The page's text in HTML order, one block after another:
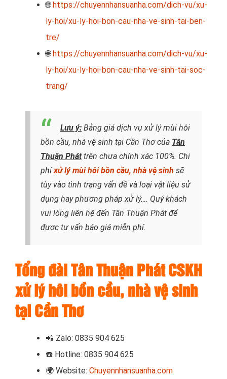
🌐https://chuyennhansuanha.com/dich-vu/xu-
ly-hoi/xu-ly-hoi-bon-cau-nha-ve-sinh-tai-ben-
tre/
🌐https://chuyennhansuanha.com/dich-vu/xu-
ly-hoi/xu-ly-hoi-bon-cau-nha-ve-sinh-tai-soc-
trang/
Lưu ý: Bảng giá dịch vụ xử lý mùi hôi
bồn cầu, nhà vệ sinh tại Cần Thơ của Tân
Thuận Pháttrên chưa chính xác 100%. Chi
phíxử lý mùi hôi bồn cầu, nhà vệ sinh sẽ
tùy vào tình trạng vấn đề và loại vật liệu sử
dụng hay phương pháp xử lý…. Quý khách
vui lòng liên hệ đến Tân Thuận Phát để
được tư vấn báo giá miễn phí.
Tổng đài Tân Thuận Phát CSKH
xử lý hôi bồn cầu, nhà vệ sinh
tại Cần Thơ
📲 Zalo: 0835 904 625
☎️ Hotline: 0835 904 625
🌍 Website: Chuyennhansuanha.com